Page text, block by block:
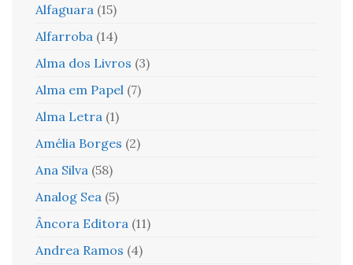
Alfaguara (15)
Alfarroba (14)
Alma dos Livros (3)
Alma em Papel (7)
Alma Letra (1)
Amélia Borges (2)
Ana Silva (58)
Analog Sea (5)
Âncora Editora (11)
Andrea Ramos (4)